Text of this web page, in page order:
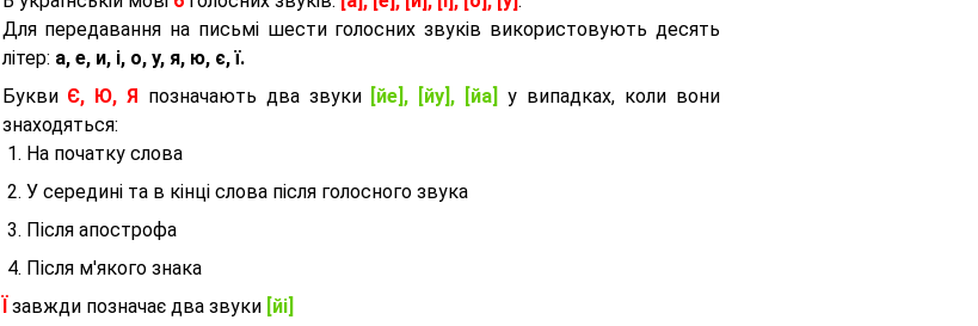
Для передавання на письмі шести голосних звуків використовують десять
літер: а, е, и, і, о, у, я, ю, є, ї.
Букви Є, Ю, Я позначають два звуки [йе], [йу], [йа]
у випадках, коли вони
знаходяться:
На початку слова
У середині та в кінці слова після голосного звука
Після апострофа
Після м'якого знака
завжди позначає два звуки [йі]